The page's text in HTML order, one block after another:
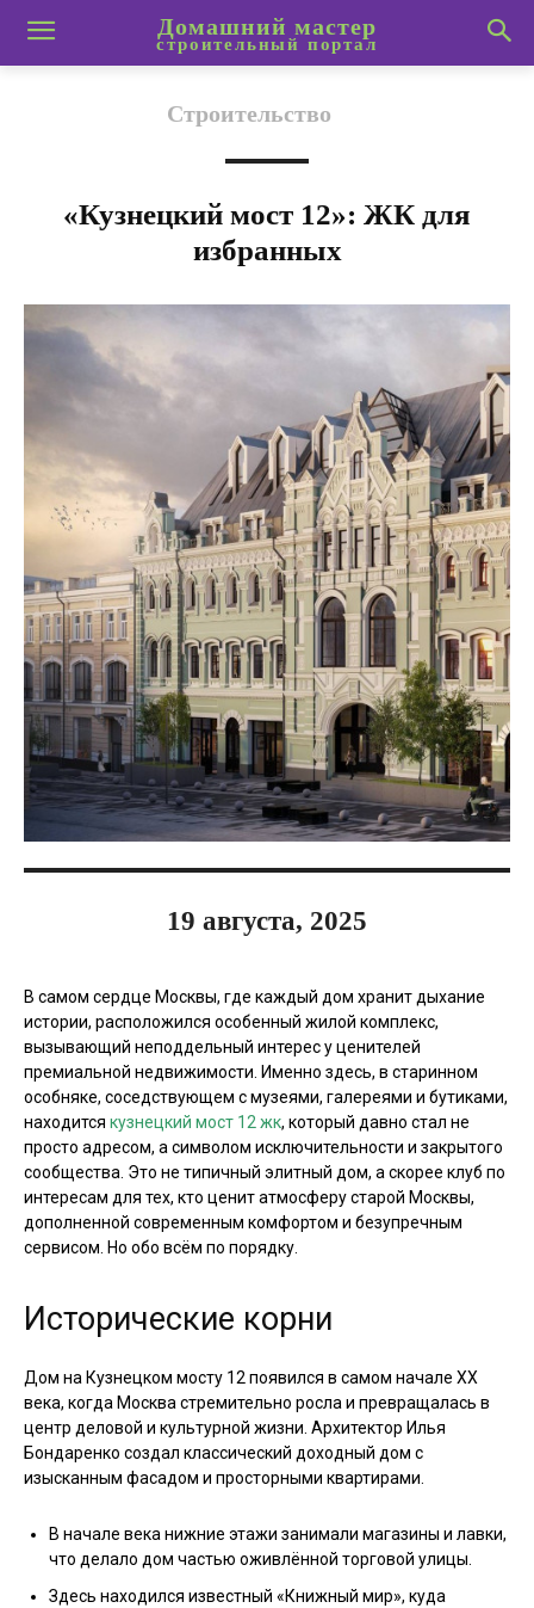
Домашний мастер
строительный портал
Строительство
«Кузнецкий мост 12»: ЖК для
избранных
19 августа, 2025
В самом сердце Москвы, где каждый дом хранит дыхание
истории, расположился особенный жилой комплекс,
вызывающий неподдельный интерес у ценителей
премиальной недвижимости. Именно здесь, в старинном
особняке, соседствующем с музеями, галереями и бутиками,
находится кузнецкий мост 12 жк, который давно стал не
просто адресом, а символом исключительности и закрытого
сообщества. Это не типичный элитный дом, а скорее клуб по
интересам для тех, кто ценит атмосферу старой Москвы,
дополненной современным комфортом и безупречным
сервисом. Но обо всём по порядку.
Исторические корни
Дом на Кузнецком мосту 12 появился в самом начале XX
века, когда Москва стремительно росла и превращалась в
центр деловой и культурной жизни. Архитектор Илья
Бондаренко создал классический доходный дом с
изысканным фасадом и просторными квартирами.
В начале века нижние этажи занимали магазины и лавки,
что делало дом частью оживлённой торговой улицы.
Здесь находился известный «Книжный мир», куда